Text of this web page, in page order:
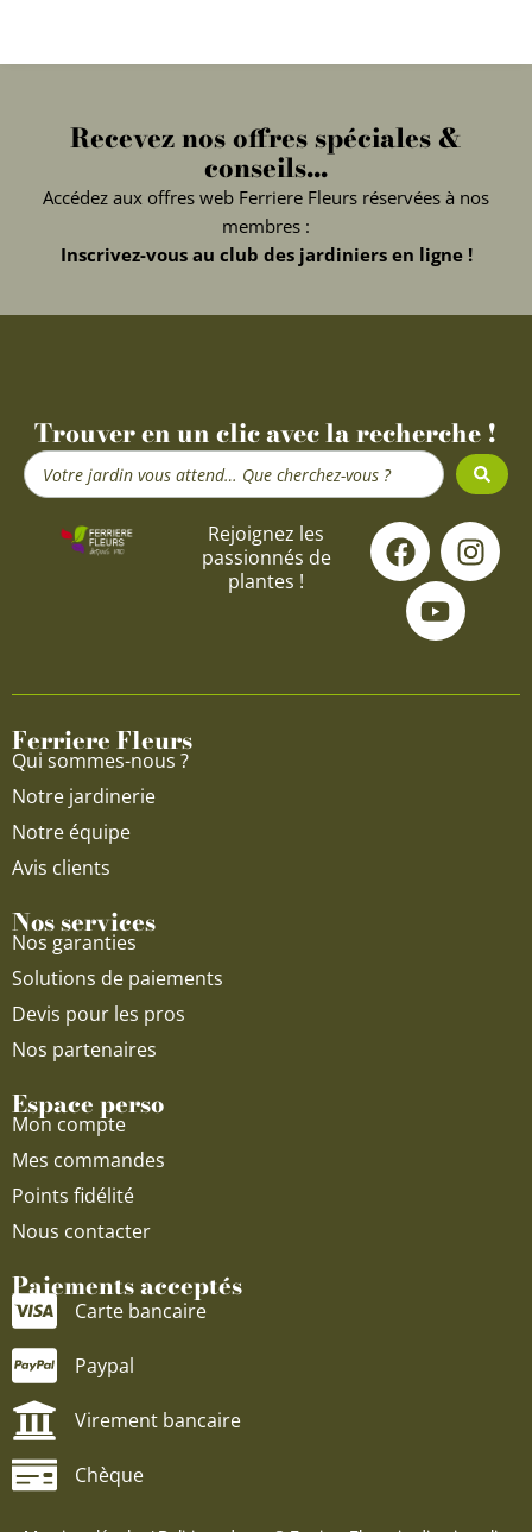
Recevez nos offres spéciales &
conseils...
Accédez aux offres web Ferriere Fleurs réservées à nos
membres :
Inscrivez-vous au club des jardiniers en ligne !
Trouver en un clic avec la recherche !
Search
...
Rejoignez les
passionnés de
plantes !
F
a
c
e
o
I
n
s
g
Y
o
u
t
u
b
Ferriere Fleurs
Qui sommes-nous ?
Notre jardinerie
Notre équipe
Avis clients
Nos services
Nos garanties
Solutions de paiements
Devis pour les pros
Nos partenaires
Espace perso
Mon compte
Mes commandes
Points fidélité
Nous contacter
Paiements acceptés
Carte bancaire
Paypal
Virement bancaire
Chèque